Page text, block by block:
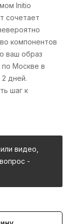
Initio
сочетает
компонентов
ваш образ
Москве в
2 дней.
шаг к
видео,
-